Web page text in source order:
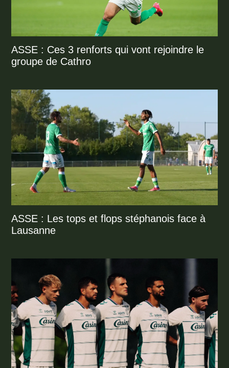
ASSE : Ces 3 renforts qui vont rejoindre le
groupe de Cathro
ASSE : Les tops et flops stéphanois face à
Lausanne